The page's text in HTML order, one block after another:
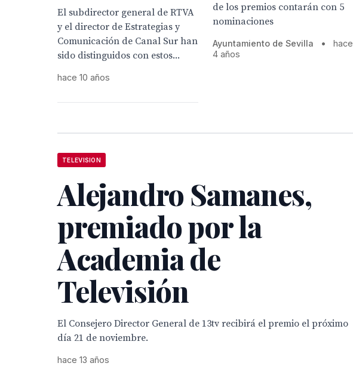
de los premios contarán con 5
nominaciones
Ayuntamiento de Sevilla •
hace
4 años
El subdirector general de RTVA
y el director de Estrategias y
Comunicación de Canal Sur han
sido distinguidos con estos...
hace 10 años
TELEVISION
Alejandro Samanes,
premiado por la
Academia de
Televisión
El Consejero Director General de 13tv recibirá el premio el próximo
día 21 de noviembre.
hace 13 años